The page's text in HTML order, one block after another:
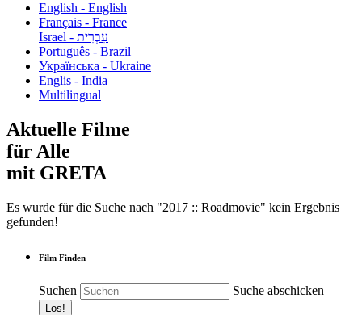
English - English
Français - France
עִבְרִית - Israel
Português - Brazil
Українська - Ukraine
Englis - India
Multilingual
Aktuelle Filme
für Alle
mit GRETA
Es wurde für die Suche nach "2017 :: Roadmovie" kein Ergebnis
gefunden!
Film Finden
Suchen Suche abschicken